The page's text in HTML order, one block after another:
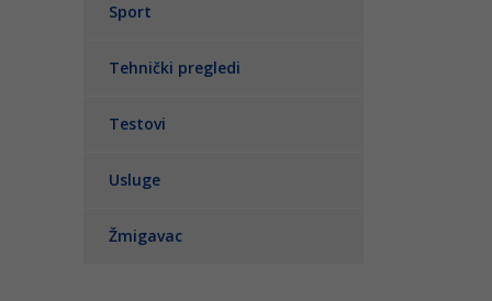
Sport
Tehnički pregledi
Testovi
Usluge
Žmigavac